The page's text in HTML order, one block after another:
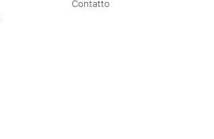
Contatto